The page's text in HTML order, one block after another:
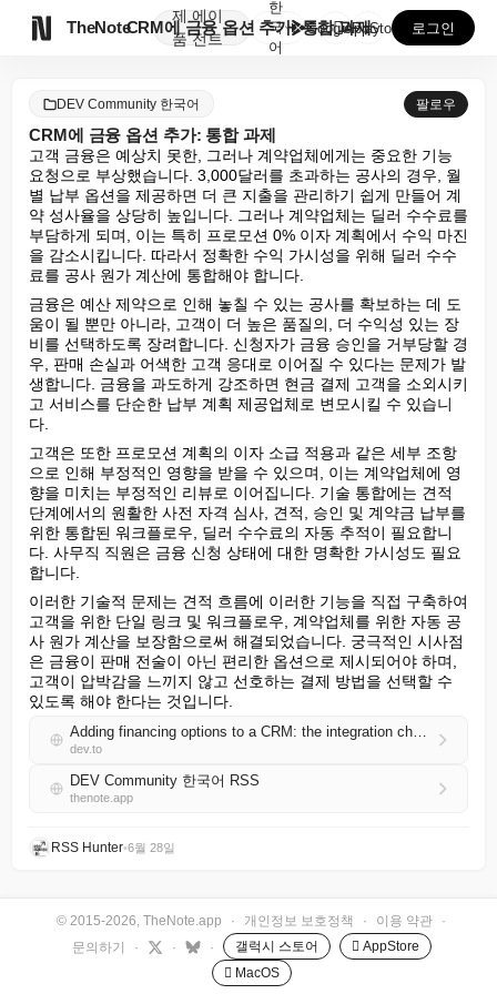
TheNote
제
품
에이
전트
CRM에 금융 옵션 추가: 통합 과제
한
국
어
GooglePlay
AppStore 로그인
DEV Community 한국어 팔로우
CRM에 금융 옵션 추가: 통합 과제
고객 금융은 예상치 못한, 그러나 계약업체에게는 중요한 기능
요청으로 부상했습니다. 3,000달러를 초과하는 공사의 경우, 월
별 납부 옵션을 제공하면 더 큰 지출을 관리하기 쉽게 만들어 계
약 성사율을 상당히 높입니다. 그러나 계약업체는 딜러 수수료를
부담하게 되며, 이는 특히 프로모션 0% 이자 계획에서 수익 마진
을 감소시킵니다. 따라서 정확한 수익 가시성을 위해 딜러 수수
료를 공사 원가 계산에 통합해야 합니다.
금융은 예산 제약으로 인해 놓칠 수 있는 공사를 확보하는 데 도
움이 될 뿐만 아니라, 고객이 더 높은 품질의, 더 수익성 있는 장
비를 선택하도록 장려합니다. 신청자가 금융 승인을 거부당할 경
우, 판매 손실과 어색한 고객 응대로 이어질 수 있다는 문제가 발
생합니다. 금융을 과도하게 강조하면 현금 결제 고객을 소외시키
고 서비스를 단순한 납부 계획 제공업체로 변모시킬 수 있습니
다.
고객은 또한 프로모션 계획의 이자 소급 적용과 같은 세부 조항
으로 인해 부정적인 영향을 받을 수 있으며, 이는 계약업체에 영
향을 미치는 부정적인 리뷰로 이어집니다. 기술 통합에는 견적
단계에서의 원활한 사전 자격 심사, 견적, 승인 및 계약금 납부를
위한 통합된 워크플로우, 딜러 수수료의 자동 추적이 필요합니
다. 사무직 직원은 금융 신청 상태에 대한 명확한 가시성도 필요
합니다.
이러한 기술적 문제는 견적 흐름에 이러한 기능을 직접 구축하여
고객을 위한 단일 링크 및 워크플로우, 계약업체를 위한 자동 공
사 원가 계산을 보장함으로써 해결되었습니다. 궁극적인 시사점
은 금융이 판매 전술이 아닌 편리한 옵션으로 제시되어야 하며,
고객이 압박감을 느끼지 않고 선호하는 결제 방법을 선택할 수
있도록 해야 한다는 것입니다.
Adding financing options to a CRM: the integration challenges
dev.to
DEV Community 한국어 RSS
thenote.app
RSS Hunter•6월 28일
© 2015-2026, TheNote.app · 개인정보 보호정책 · 이용 약관
·
문의하기
· · · 갤럭시 스토어
 AppStore
 MacOS